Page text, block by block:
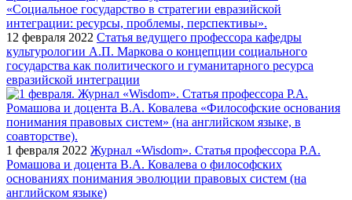
12 февраля 2022 Статья ведущего профессора кафедры
культурологии А.П. Маркова о концепции социального
государства как политического и гуманитарного ресурса
евразийской интеграции
1 февраля 2022 Журнал «Wisdom». Статья профессора Р.А.
Ромашова и доцента В.А. Ковалева о философских
основаниях понимания эволюции правовых систем (на
английском языке)